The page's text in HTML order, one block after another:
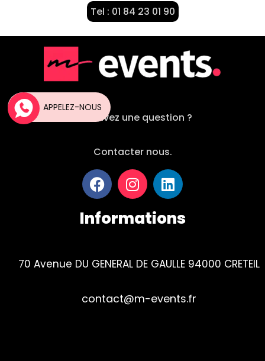
Tel : 01 84 23 01 90
Vous avez une question ?
Contacter nous.
Informations
70 Avenue DU GENERAL DE GAULLE 94000 CRETEIL
contact@m-events.fr
APPELEZ-NOUS